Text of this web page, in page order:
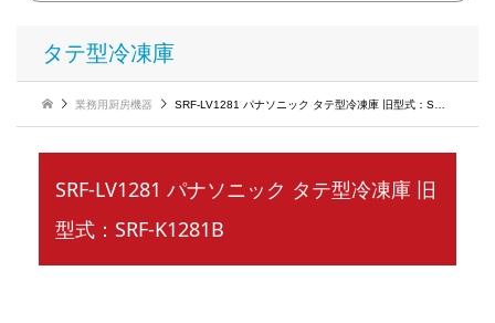
タテ型冷凍庫
業務用厨房機器 SRF-LV1281 パナソニック タテ型冷凍庫 旧型式：SRF-K1281B
SRF-LV1281 パナソニック タテ型冷凍庫 旧
型式：SRF-K1281B